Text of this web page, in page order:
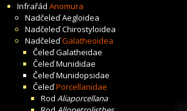
Infrařád Anomura
NadčeleďAegloidea
NadčeleďChirostyloidea
NadčeleďGalatheoidea
ČeleďGalatheidae
ČeleďMunididae
ČeleďMunidopsidae
ČeleďPorcellanidae
Rod Aliaporcellana